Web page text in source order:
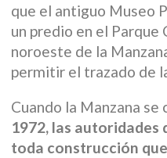
que el antiguo Museo
un predio en el Parque
noroeste de la
permitir el trazado de
Cuando la Manzana
1972, las
toda construcción